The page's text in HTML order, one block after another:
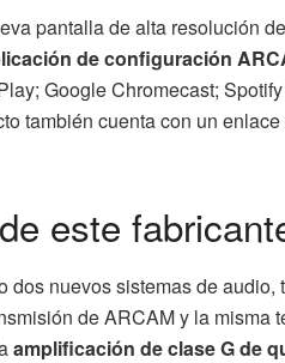
pantalla de alta resolución
de configuración
Google Chromecast;
también cuenta con un
este
nuevos sistemas de audio,
de ARCAM y la misma
amplificación de clase G de